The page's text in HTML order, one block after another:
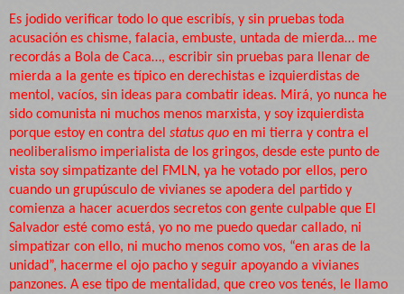
Es jodido verificar todo lo que escribís, y sin pruebas toda
acusación es chisme, falacia, embuste, untada de mierda… me
recordás a Bola de Caca…, escribir sin pruebas para llenar de
mierda a la gente es típico en derechistas e izquierdistas de
mentol, vacíos, sin ideas para combatir ideas. Mirá, yo nunca he
sido comunista ni muchos menos marxista, y soy izquierdista
porque estoy en contra del status quo en mi tierra y contra el
neoliberalismo imperialista de los gringos, desde este punto de
vista soy simpatizante del FMLN, ya he votado por ellos, pero
cuando un grupúsculo de vivianes se apodera del partido y
comienza a hacer acuerdos secretos con gente culpable que El
Salvador esté como está, yo no me puedo quedar callado, ni
simpatizar con ello, ni mucho menos como vos, “en aras de la
unidad”, hacerme el ojo pacho y seguir apoyando a vivianes
panzones. A ese tipo de mentalidad, que creo vos tenés, le llamo